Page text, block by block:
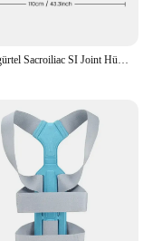
Taillengürtel Sacroiliac SI Joint Hüftgürtel Unterer Rückenstütze-Hüftstützen für Hüftschmerzen Beckenstützgürtel Ischias Becken Lendenwirbelsäule